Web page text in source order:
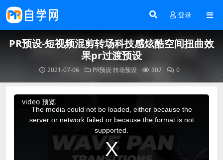
登录
PR预设-短视频混剪转场科技感炫酷空间扭曲效
果pr过渡预设
2021-07-06 PR预设转场预设 307 0
video 预览
This
The media could not be loaded, either because the
server or network failed or because the format is not
supported.